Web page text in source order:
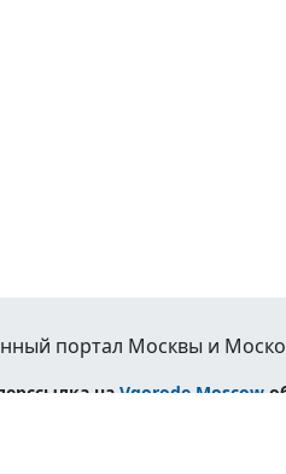
портал Москвы и
на Vgorode.Moscow